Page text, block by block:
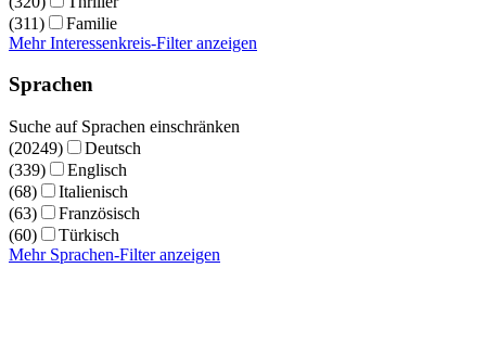
(311)
Familie
Mehr Interessenkreis-Filter anzeigen
Sprachen
Suche auf Sprachen einschränken
(20249)
Deutsch
(339)
Englisch
(68)
Italienisch
(63)
Französisch
(60)
Türkisch
Mehr Sprachen-Filter anzeigen